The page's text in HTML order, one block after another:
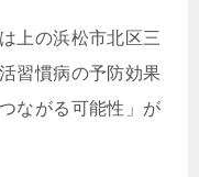
上の浜松市北区三
習慣病の予防効果
ながる可能性」が